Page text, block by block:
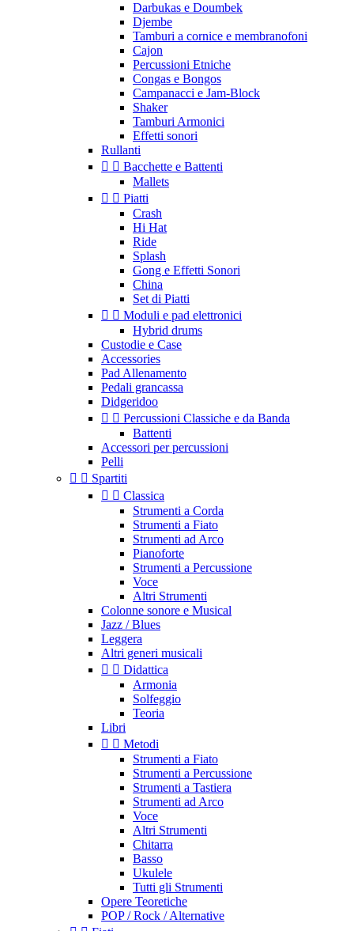
Darbukas e Doumbek
Djembe
Tamburi a cornice e membranofoni
Cajon
Percussioni Etniche
Congas e Bongos
Campanacci e Jam-Block
Shaker
Tamburi Armonici
Effetti sonori
Rullanti
  Bacchette e Battenti
Mallets
  Piatti
Crash
Hi Hat
Ride
Splash
Gong e Effetti Sonori
China
Set di Piatti
  Moduli e pad elettronici
Hybrid drums
Custodie e Case
Accessories
Pad Allenamento
Pedali grancassa
Didgeridoo
  Percussioni Classiche e da Banda
Battenti
Accessori per percussioni
Pelli
  Spartiti
  Classica
Strumenti a Corda
Strumenti a Fiato
Strumenti ad Arco
Pianoforte
Strumenti a Percussione
Voce
Altri Strumenti
Colonne sonore e Musical
Jazz / Blues
Leggera
Altri generi musicali
  Didattica
Armonia
Solfeggio
Teoria
Libri
  Metodi
Strumenti a Fiato
Strumenti a Percussione
Strumenti a Tastiera
Strumenti ad Arco
Voce
Altri Strumenti
Chitarra
Basso
Ukulele
Tutti gli Strumenti
Opere Teoretiche
POP / Rock / Alternative